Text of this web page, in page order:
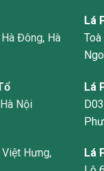
Đông, Hà
Nội
Hưng,
Lá
Lá
Lá